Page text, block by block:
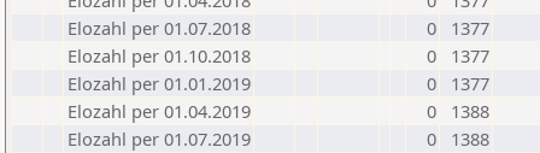
Elozahl per 01.07.2018
0
1377
Elozahl per 01.10.2018
0
1377
Elozahl per 01.01.2019
0
1377
Elozahl per 01.04.2019
0
1388
Elozahl per 01.07.2019
0
1388